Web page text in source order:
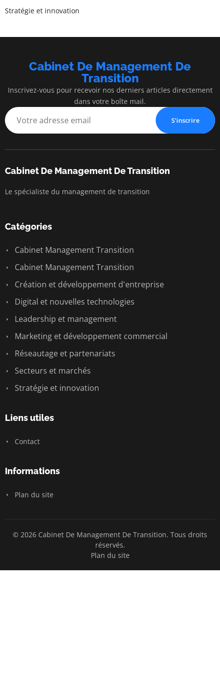
Stratégie et innovation
Cabinet De Management De
Transition
Inscrivez-vous pour recevoir nos derniers articles directement
dans votre boîte mail.
S'inscrire
Cabinet De Management De Transition
Le spécialiste du management de transition
Catégories
Cabinet Management Transition
Cabinet Management Transition
Création et développement d'entreprise
Digital et nouvelles technologies
Leadership et management
Marketing et développement commercial
Réseautage et partenariats
Secteurs et marchés
Stratégie et innovation
Liens utiles
Contact
Informations
Plan du site
© 2026 Cabinet De Management De Transition. Tous droits
réservés.
Plan du site